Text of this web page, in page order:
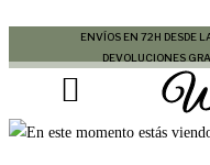
ENVÍOS EN 72H DESDE
DEVOLUCIONES